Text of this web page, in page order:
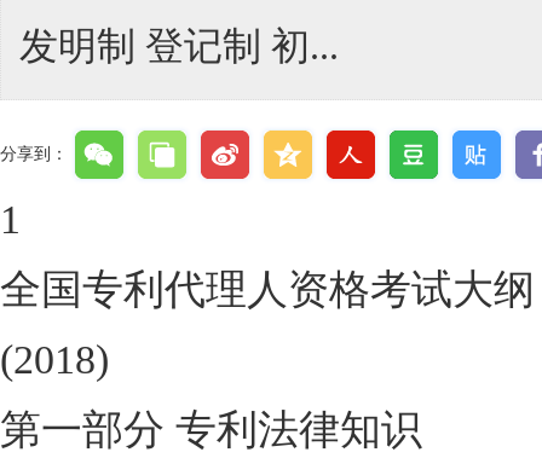
发明制 登记制 初...
分享到：
1
全国专利代理人资格考试大纲
(2018)
第一部分 专利法律知识